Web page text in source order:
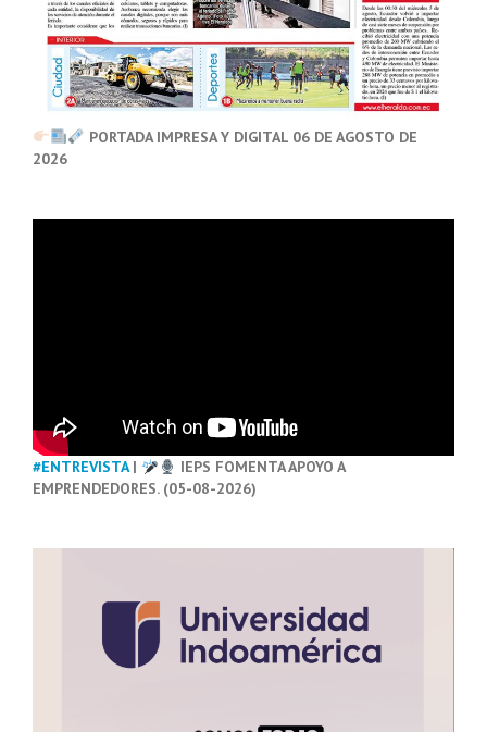
PORTADA IMPRESA Y DIGITAL 06 DE AGOSTO DE
2026
#ENTREVISTA|
IEPS FOMENTA APOYO A
EMPRENDEDORES. (05-08-2026)